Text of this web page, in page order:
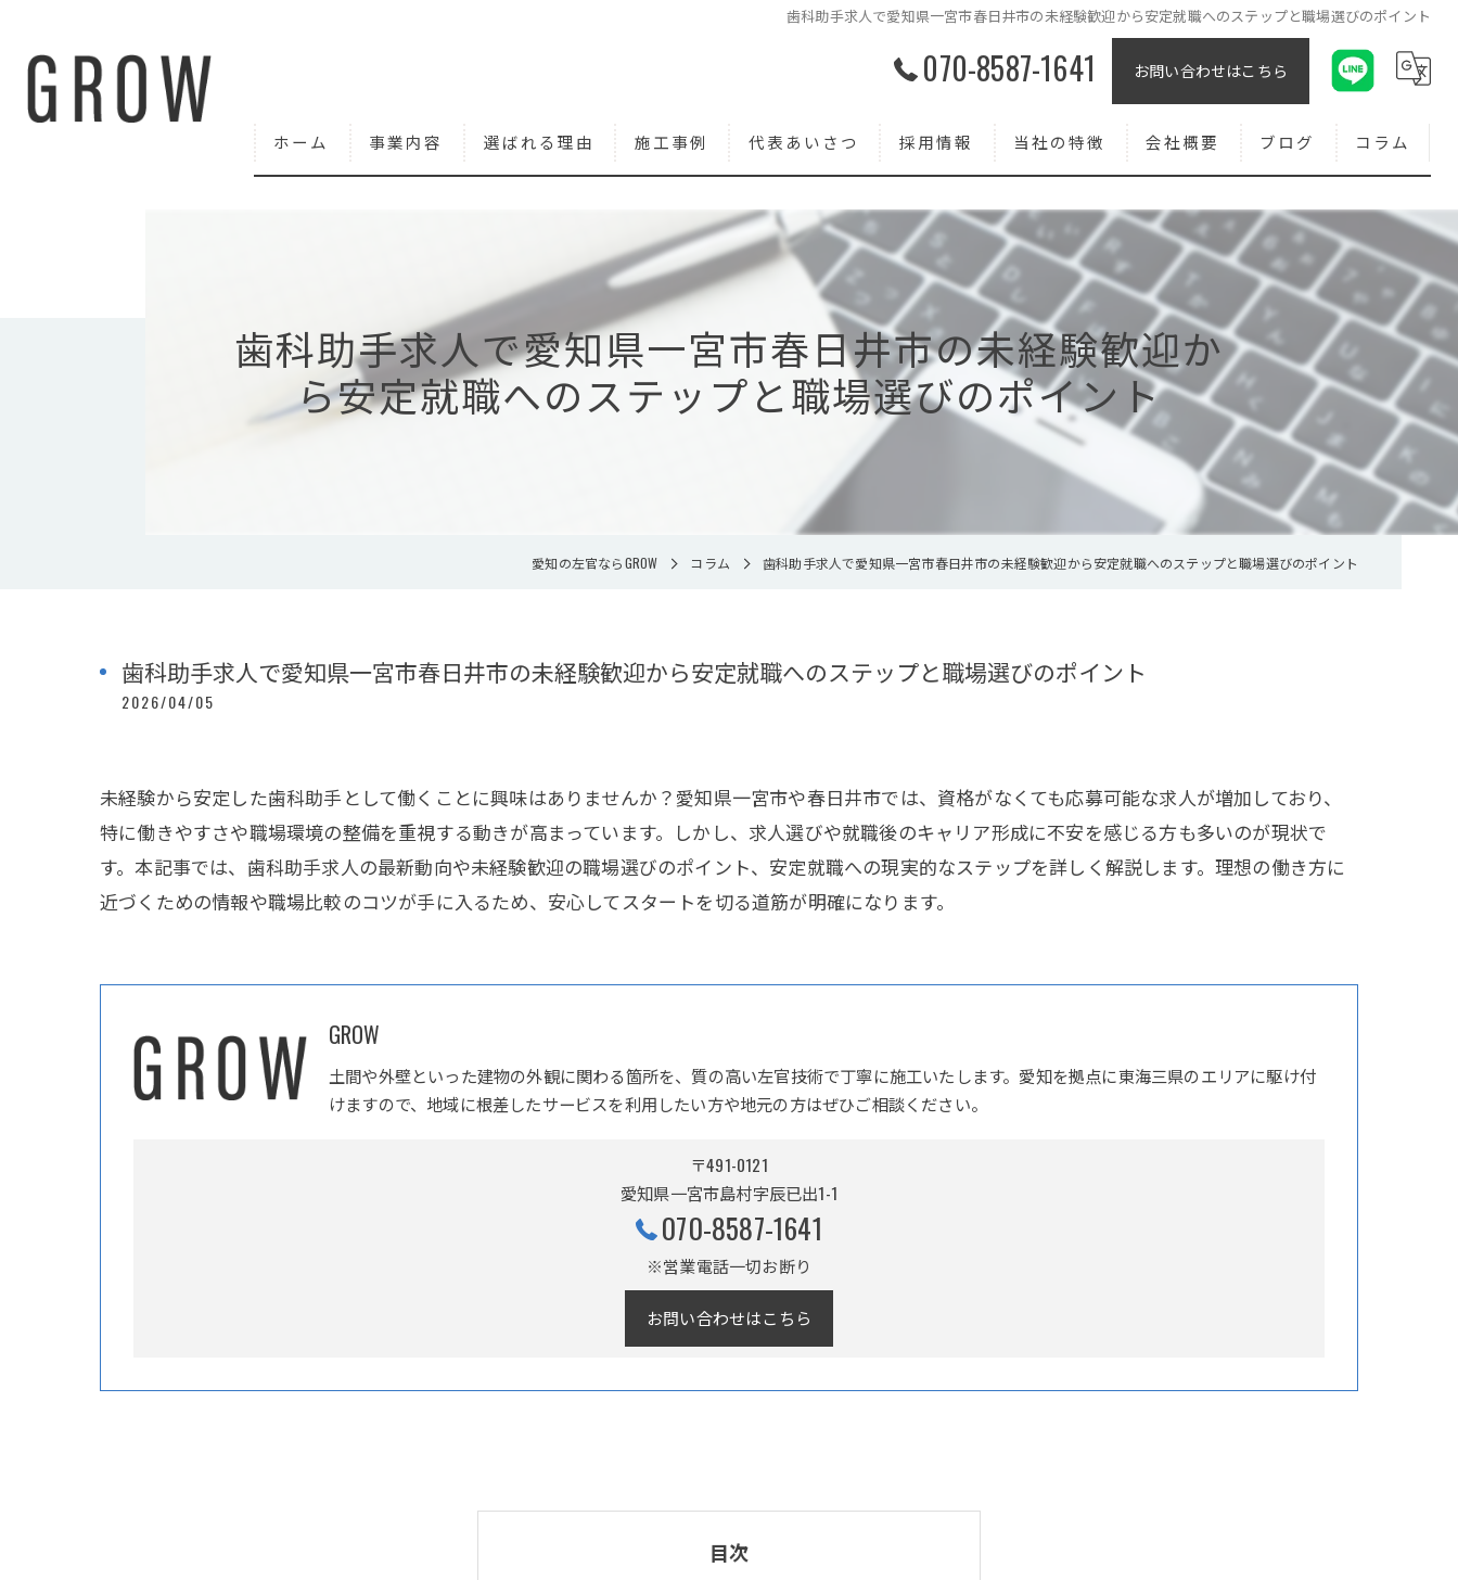
歯科助手求人で愛知県一宮市春日井市の未経験歓迎から安定就職へのステップと職場選びのポイント
070-8587-1641 お問い合わせはこちら
ホーム 事業内容 選ばれる理由 施工事例 代表あいさつ 採用情報 当社の特徴
コンクリート
外壁
求人
転職
正社員
会社概要 ブログ コラム
歯科助手求人で愛知県一宮市春日井市の未経験歓迎か
ら安定就職へのステップと職場選びのポイント
愛知の左官ならGROW コラム 歯科助手求人で愛知県一宮市春日井市の未経験歓迎から安定就職へのステップと職場選びのポイント
歯科助手求人で愛知県一宮市春日井市の未経験歓迎から安定就職へのステップと職場選びのポイント
2026/04/05
未経験から安定した歯科助手として働くことに興味はありませんか？愛知県一宮市や春日井市では、資格がなくても応募可能な求人が増加しており、
特に働きやすさや職場環境の整備を重視する動きが高まっています。しかし、求人選びや就職後のキャリア形成に不安を感じる方も多いのが現状で
す。本記事では、歯科助手求人の最新動向や未経験歓迎の職場選びのポイント、安定就職への現実的なステップを詳しく解説します。理想の働き方に
近づくための情報や職場比較のコツが手に入るため、安心してスタートを切る道筋が明確になります。
GROW
土間や外壁といった建物の外観に関わる箇所を、質の高い左官技術で丁寧に施工いたします。愛知を拠点に東海三県のエリアに駆け付
けますので、地域に根差したサービスを利用したい方や地元の方はぜひご相談ください。
〒491-0121
愛知県一宮市島村字辰已出1-1
070-8587-1641
※営業電話一切お断り
お問い合わせはこちら
目次